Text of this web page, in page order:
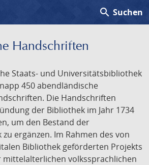
search Suchen
Handschriften
Staats- und Universitätsbibliothek
450 abendländische
Die Handschriften
der Bibliothek im Jahr 1734
um den Bestand der
ergänzen. Im Rahmen des von
Bibliothek geförderten Projekts
mittelalterlichen volkssprachlichen